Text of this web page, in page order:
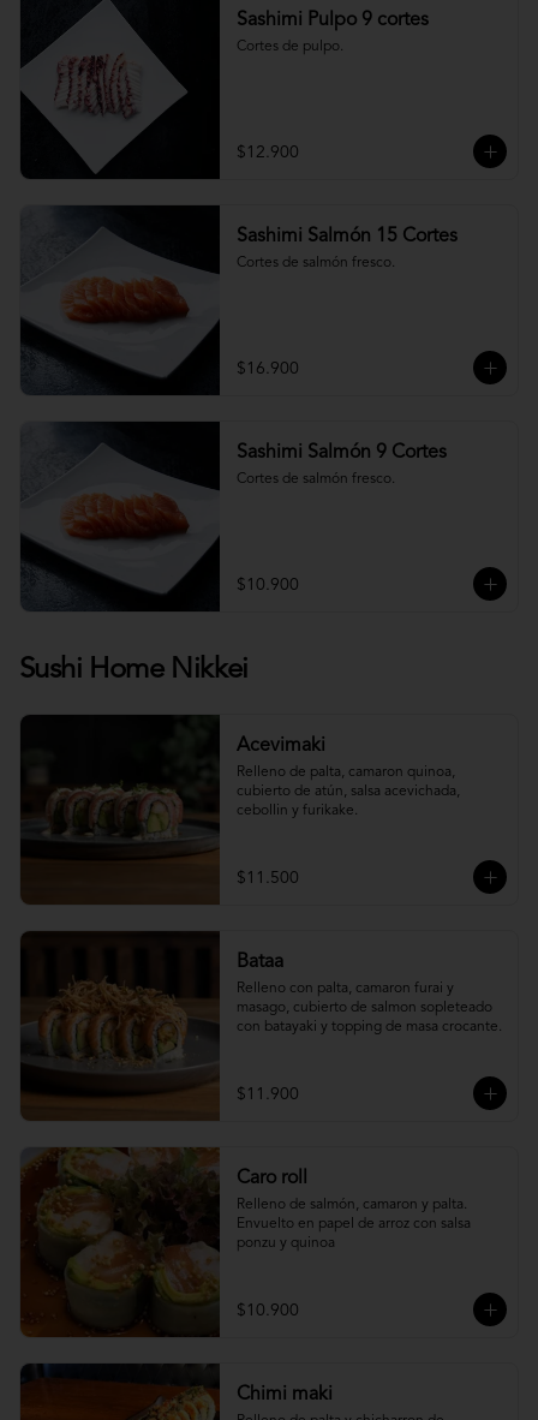
Sashimi Pulpo 9 cortes
Cortes de pulpo.
$12.900
Sashimi Salmón 15 Cortes
Cortes de salmón fresco.
$16.900
Sashimi Salmón 9 Cortes
Cortes de salmón fresco.
$10.900
Sushi Home Nikkei
Acevimaki
Relleno de palta, camaron quinoa,
cubierto de atún, salsa acevichada,
cebollin y furikake.
$11.500
Bataa
Relleno con palta, camaron furai y
masago, cubierto de salmon sopleteado
con batayaki y topping de masa crocante.
$11.900
Caro roll
Relleno de salmón, camaron y palta.
Envuelto en papel de arroz con salsa
ponzu y quinoa
$10.900
Chimi maki